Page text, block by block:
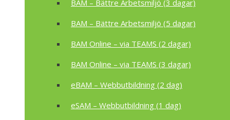
BAM – Bättre Arbetsmiljö (3 dagar)
BAM – Bättre Arbetsmiljö (5 dagar)
BAM Online – via TEAMS (2 dagar)
BAM Online – via TEAMS (3 dagar)
eBAM – Webbutbildning (2 dag)
eSAM – Webbutbildning (1 dag)